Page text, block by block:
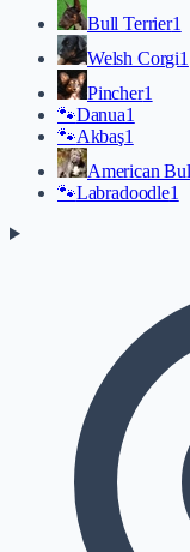
Bull Terrier1
Welsh Corgi1
Pincher1
🐾Danua1
🐾Akbaş1
American
🐾Labradoodle1